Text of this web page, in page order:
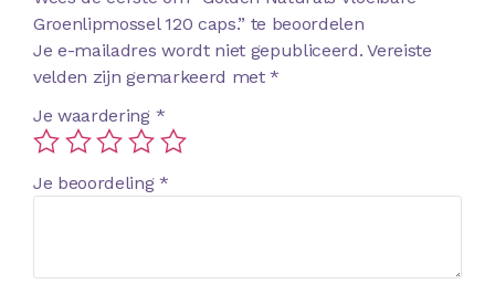
Groenlipmossel 120 caps.” te beoordelen
Je e-mailadres wordt niet gepubliceerd. Vereiste
velden zijn gemarkeerd met*
Je waardering *
Je beoordeling*